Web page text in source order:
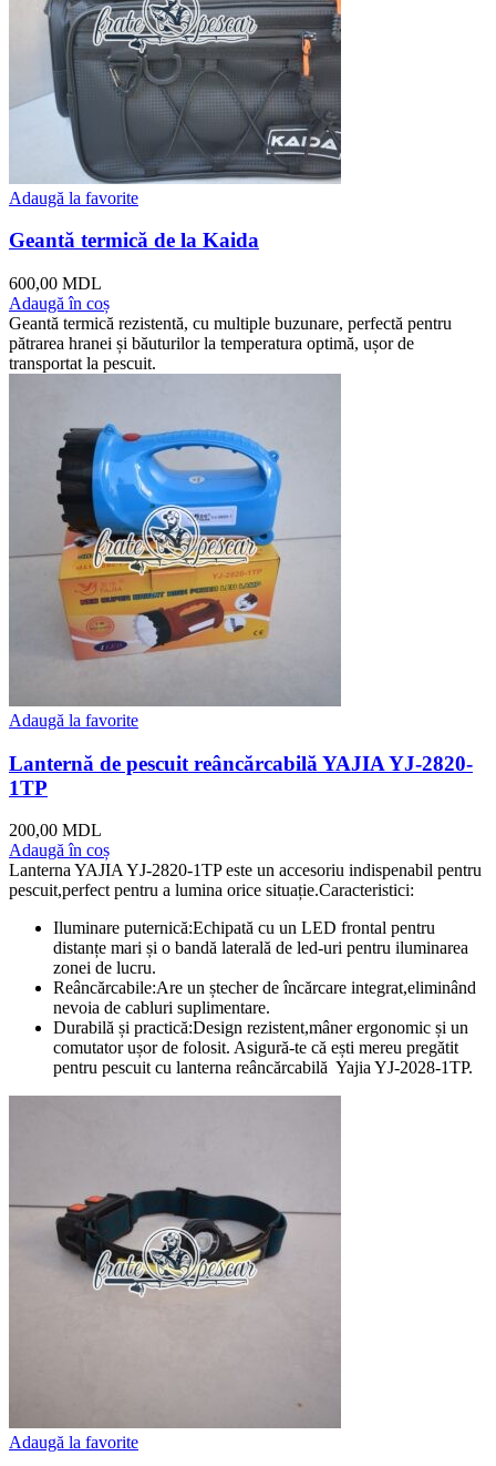
Adaugă la favorite
Geantă termică de la Kaida
600,00 MDL
Adaugă în coș
Geantă termică rezistentă, cu multiple buzunare, perfectă pentru
pătrarea hranei și băuturilor la temperatura optimă, ușor de
transportat la pescuit.
Adaugă la favorite
Lanternă de pescuit reâncărcabilă YAJIA YJ-2820-
1TP
200,00 MDL
Adaugă în coș
Lanterna YAJIA YJ-2820-1TP este un accesoriu indispenabil pentru
pescuit,perfect pentru a lumina orice situație.Caracteristici:
Iluminare puternică:Echipată cu un LED frontal pentru
distanțe mari și o bandă laterală de led-uri pentru iluminarea
zonei de lucru.
Reâncărcabile:Are un ștecher de încărcare integrat,eliminând
nevoia de cabluri suplimentare.
Durabilă și practică:Design rezistent,mâner ergonomic și un
comutator ușor de folosit. Asigură-te că ești mereu pregătit
pentru pescuit cu lanterna reâncărcabilă Yajia YJ-2028-1TP.
Adaugă la favorite